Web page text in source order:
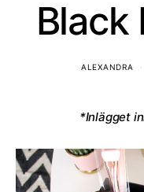
Black
ALEXANDRA
*Inlägget